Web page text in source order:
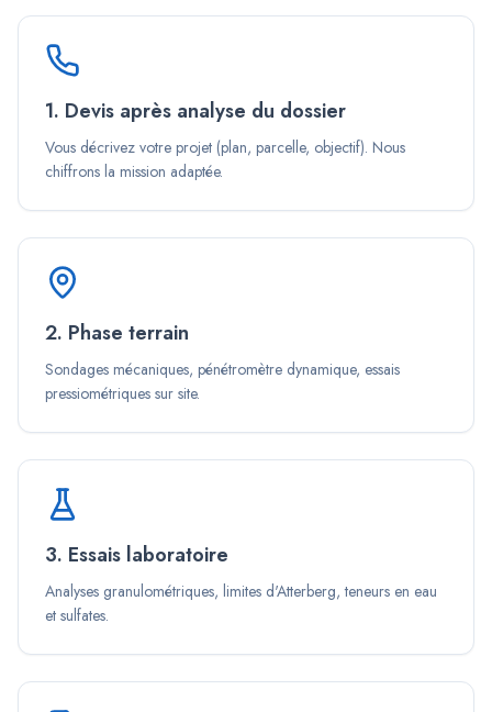
1. Devis après analyse du dossier
Vous décrivez votre projet (plan, parcelle, objectif). Nous
chiffrons la mission adaptée.
2. Phase terrain
Sondages mécaniques, pénétromètre dynamique, essais
pressiométriques sur site.
3. Essais laboratoire
Analyses granulométriques, limites d'Atterberg, teneurs en eau
et sulfates.